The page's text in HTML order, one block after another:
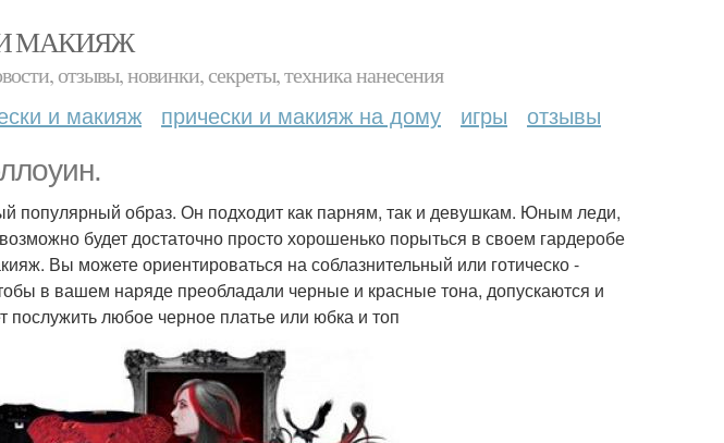
МАКИЯЖ
отзывы, новинки, секреты, техника нанесения
и макияж прически и макияж на дому игры отзывы
популярный образ. Он подходит как парням, так и девушкам. Юным леди,
будет достаточно просто хорошенько порыться в своем гардеробе
Вы можете ориентироваться на соблазнительный или готическо -
в вашем наряде преобладали черные и красные тона, допускаются и
любое черное платье или юбка и топ